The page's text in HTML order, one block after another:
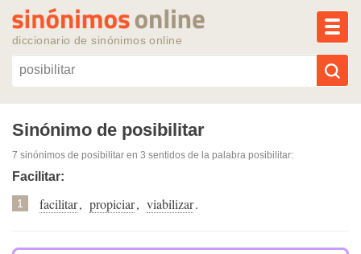
diccionario de sinónimos online
Reescribir texto con IA
Sinónimos populares
Temas populares
Temas recientes
Sinónimo de posibilitar
7 sinónimos de posibilitar en 3 sentidos de la palabra posibilitar:
Facilitar:
1 facilitar, propiciar, viabilizar.